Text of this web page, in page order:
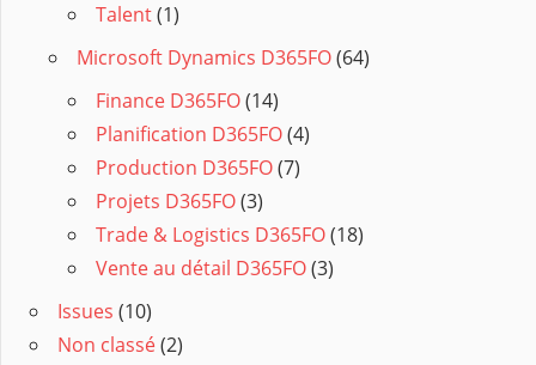
Talent(1)
Microsoft Dynamics D365FO(64)
Finance D365FO(14)
Planification D365FO(4)
Production D365FO(7)
Projets D365FO(3)
Trade & Logistics D365FO(18)
Vente au détail D365FO(3)
Issues (10)
Non classé(2)